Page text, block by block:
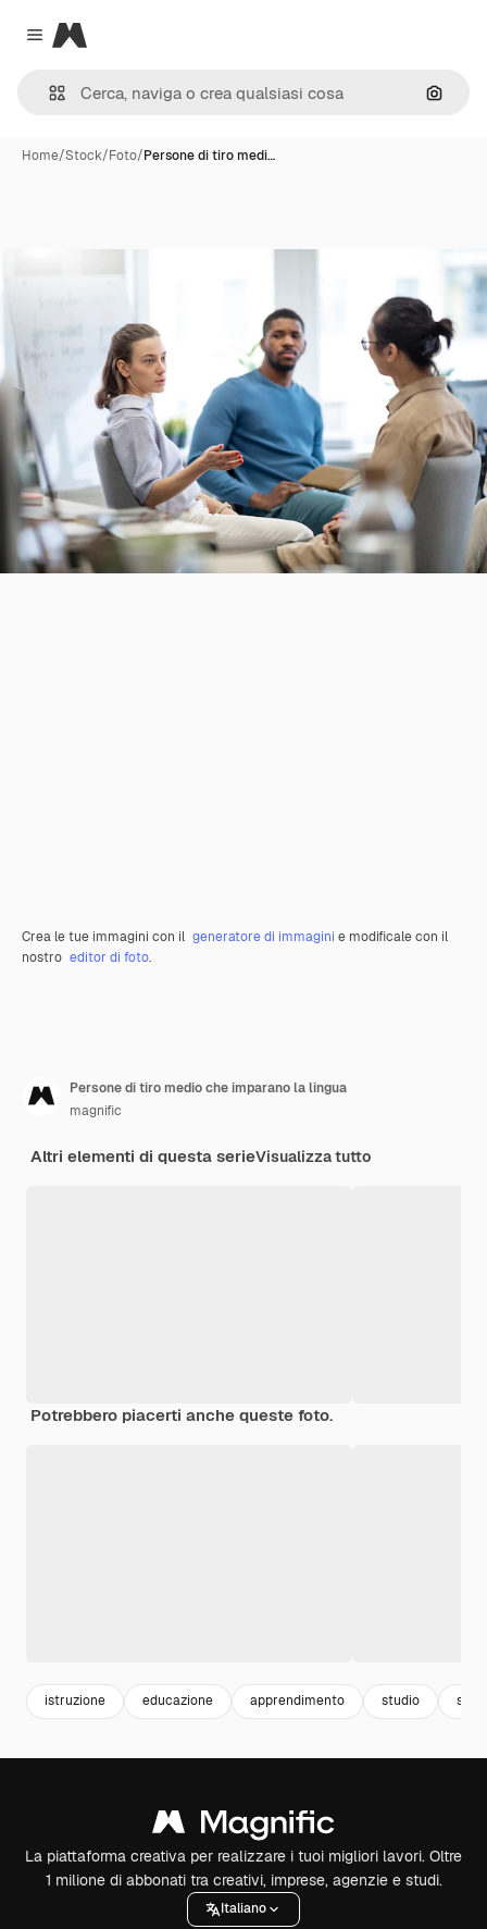
Close menu
Magnific
Cerca
Home/Stock/Foto/Persone di tiro medi…
Crea le tue immagini con il generatore di immagini e modificale con il
nostro editor di foto.
Persone di tiro medio che imparano la lingua
magnific
Altri elementi di questa serieVisualizza tutto
Potrebbero piacerti anche queste foto.
istruzione educazione apprendimento studio
La piattaforma creativa per realizzare i tuoi migliori lavori. Oltre
1 milione di abbonati tra creativi, imprese, agenzie e studi.
Italiano